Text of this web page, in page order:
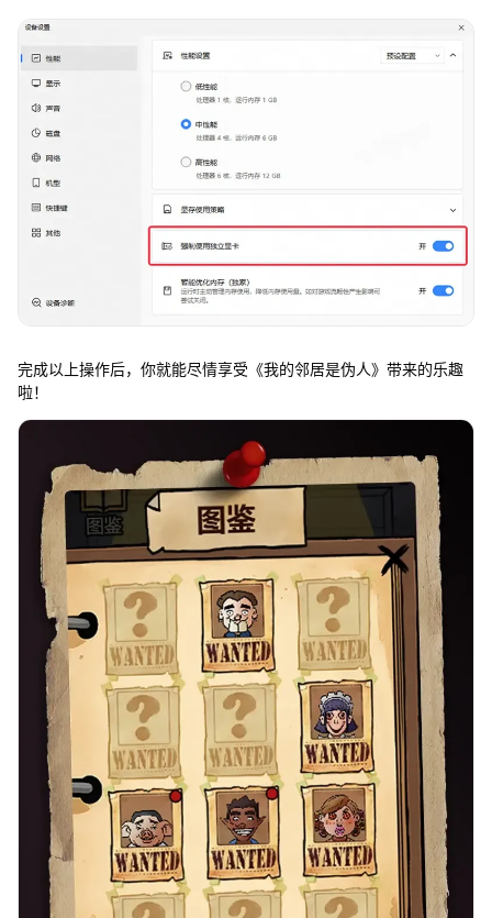
完成以上操作后，你就能尽情享受《我的邻居是伪人》带来的乐趣
啦！